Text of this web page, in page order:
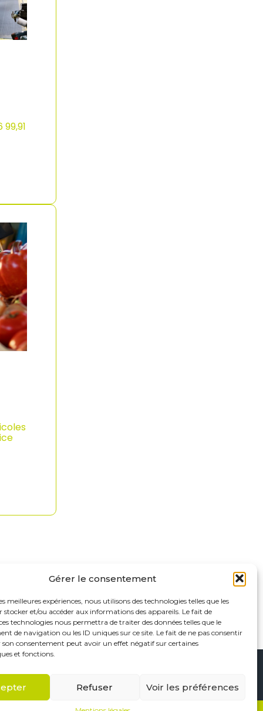
Gérer le consentement
meilleures expériences, nous utilisons des technologies telles que les
stocker et/ou accéder aux informations des appareils. Le fait de
technologies nous permettra de traiter des données telles que le
de navigation ou les ID uniques sur ce site. Le fait de ne pas consentir
son consentement peut avoir un effet négatif sur certaines
et fonctions.
Refuser Voir les préférences
Footer
Principale
Saint-Maur-des-Fossés